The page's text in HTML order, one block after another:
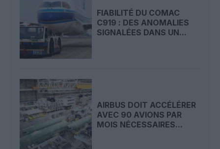
FIABILITÉ DU COMAC
C919 : DES ANOMALIES
SIGNALÉES DANS UN...
AIRBUS DOIT ACCÉLÉRER
AVEC 90 AVIONS PAR
MOIS NÉCESSAIRES...